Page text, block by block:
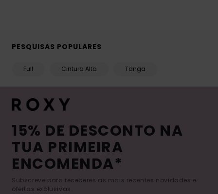
PESQUISAS POPULARES
Full Cintura Alta Tanga
15% DE DESCONTO NA
TUA PRIMEIRA
ENCOMENDA*
Subscreve para receberes as mais recentes novidades e
ofertas exclusivas.